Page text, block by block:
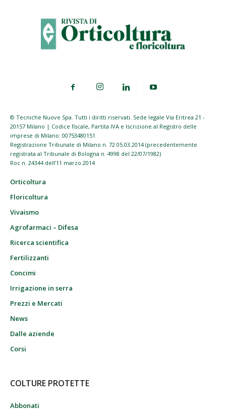
© Tecniche Nuove Spa. Tutti i diritti riservati. Sede legale Via Eritrea 21 -
20157 Milano | Codice fiscale, Partita IVA e Iscrizione al Registro delle
imprese di Milano: 00753480151
Registrazione Tribunale di Milano n. 72 05.03.2014 (precedentemente
registrata al Tribunale di Bologna n. 4998 del 22/07/1982)
Roc n. 24344 dell’11 marzo 2014
Orticoltura
Floricoltura
Vivaismo
Agrofarmaci – Difesa
Ricerca scientifica
Fertilizzanti
Concimi
Irrigazione in serra
Prezzi e Mercati
News
Dalle aziende
Corsi
COLTURE PROTETTE
Abbonati